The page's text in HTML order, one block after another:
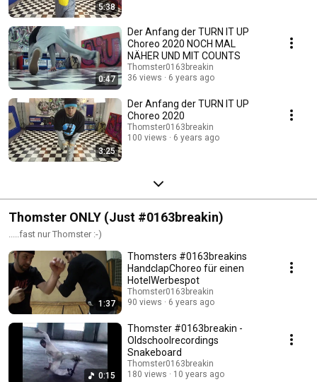
5:38
0:47
Der Anfang der TURN IT UP
Choreo 2020 NOCH MAL
NÄHER UND MIT COUNTS
Thomster0163breakin
36 views
6 years ago
3:25
Der Anfang der TURN IT UP
Choreo 2020
Thomster0163breakin
100 views
6 years ago
Thomster ONLY (Just #0163breakin)
.....fast nur Thomster :-)
1:37
Thomsters #0163breakins
HandclapChoreo für einen
HotelWerbespot
Thomster0163breakin
90 views
6 years ago
0:15
Thomster #0163breakin -
Oldschoolrecordings
Snakeboard
Thomster0163breakin
180 views
10 years ago